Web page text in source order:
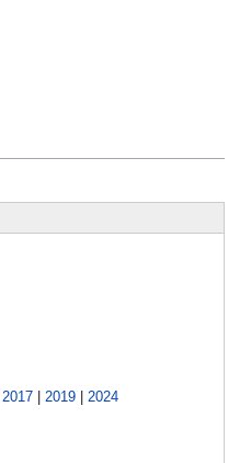
2017 2019
2024